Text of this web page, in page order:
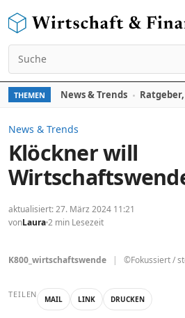
Suchen nach:
THEMEN News & Trends
News & Trends
Klöckner will
aktualisiert: 27. März 2024 11:21
vonLaura2 min Lesezeit
K800_wirtschaftswende | ©Fokussiert /
TEILEN MAIL LINK DRUCKEN